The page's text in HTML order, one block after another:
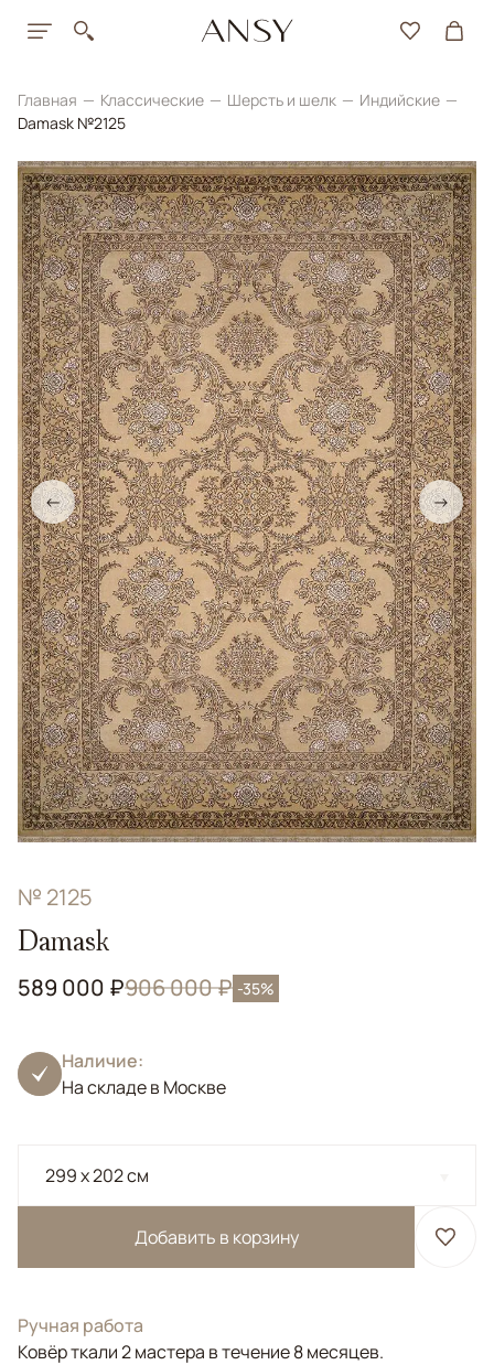
Главная Классические Шерсть и шелк
Индийские
Damask №2125
← →
№ 2125
Damask
589 000 ₽906 000 ₽ -35%
Наличие:
На складе в Москве
299 x 202 см
Добавить в корзину
Ручная работа
Ковёр ткали 2 мастера в течение 8 месяцев.